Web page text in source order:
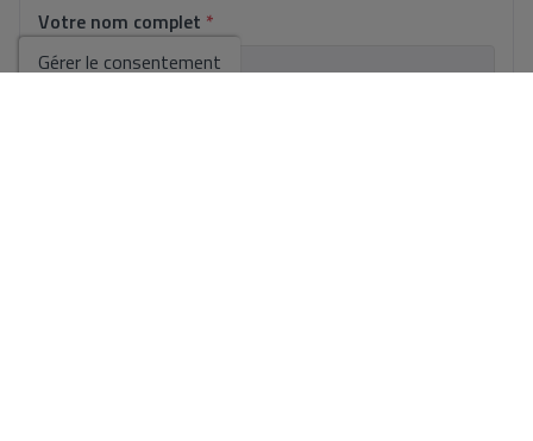
Votre nom complet *
Gérer le consentement